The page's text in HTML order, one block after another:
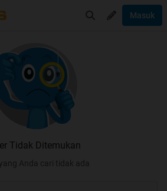
Masuk
Tidak Ditemukan
Anda cari tidak ada